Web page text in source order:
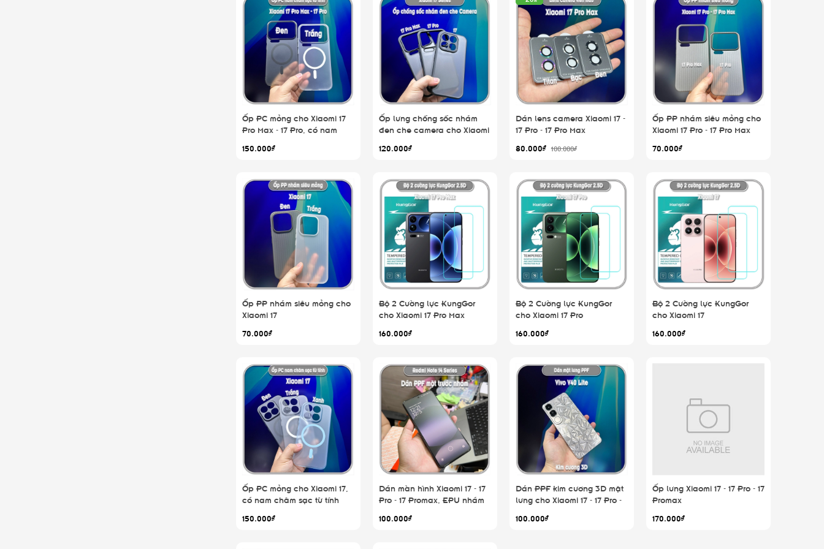
Ốp PC mỏng cho Xiaomi 17
Pro Max - 17 Pro, có nam
150.000₫
Ốp lưng chống sốc nhám
đen che camera cho Xiaomi
120.000₫
Dán lens camera Xiaomi 17 -
17 Pro - 17 Pro Max
80.000₫100.000₫
Ốp PP nhám siêu mỏng cho
Xiaomi 17 Pro - 17 Pro Max
70.000₫
Ốp PP nhám siêu mỏng cho
Xiaomi 17
70.000₫
Bộ 2 Cường lực KungGor
cho Xiaomi 17 Pro Max
160.000₫
Bộ 2 Cường lực KungGor
cho Xiaomi 17 Pro
160.000₫
Bộ 2 Cường lực KungGor
cho Xiaomi 17
160.000₫
Ốp PC mỏng cho Xiaomi 17,
có nam châm sạc từ tính
150.000₫
Dán màn hình Xiaomi 17 - 17
Pro - 17 Promax, EPU nhám
100.000₫
Dán PPF kim cương 3D mặt
lưng cho Xiaomi 17 - 17 Pro -
100.000₫
Ốp lưng Xiaomi 17 - 17 Pro - 17
Promax
170.000₫